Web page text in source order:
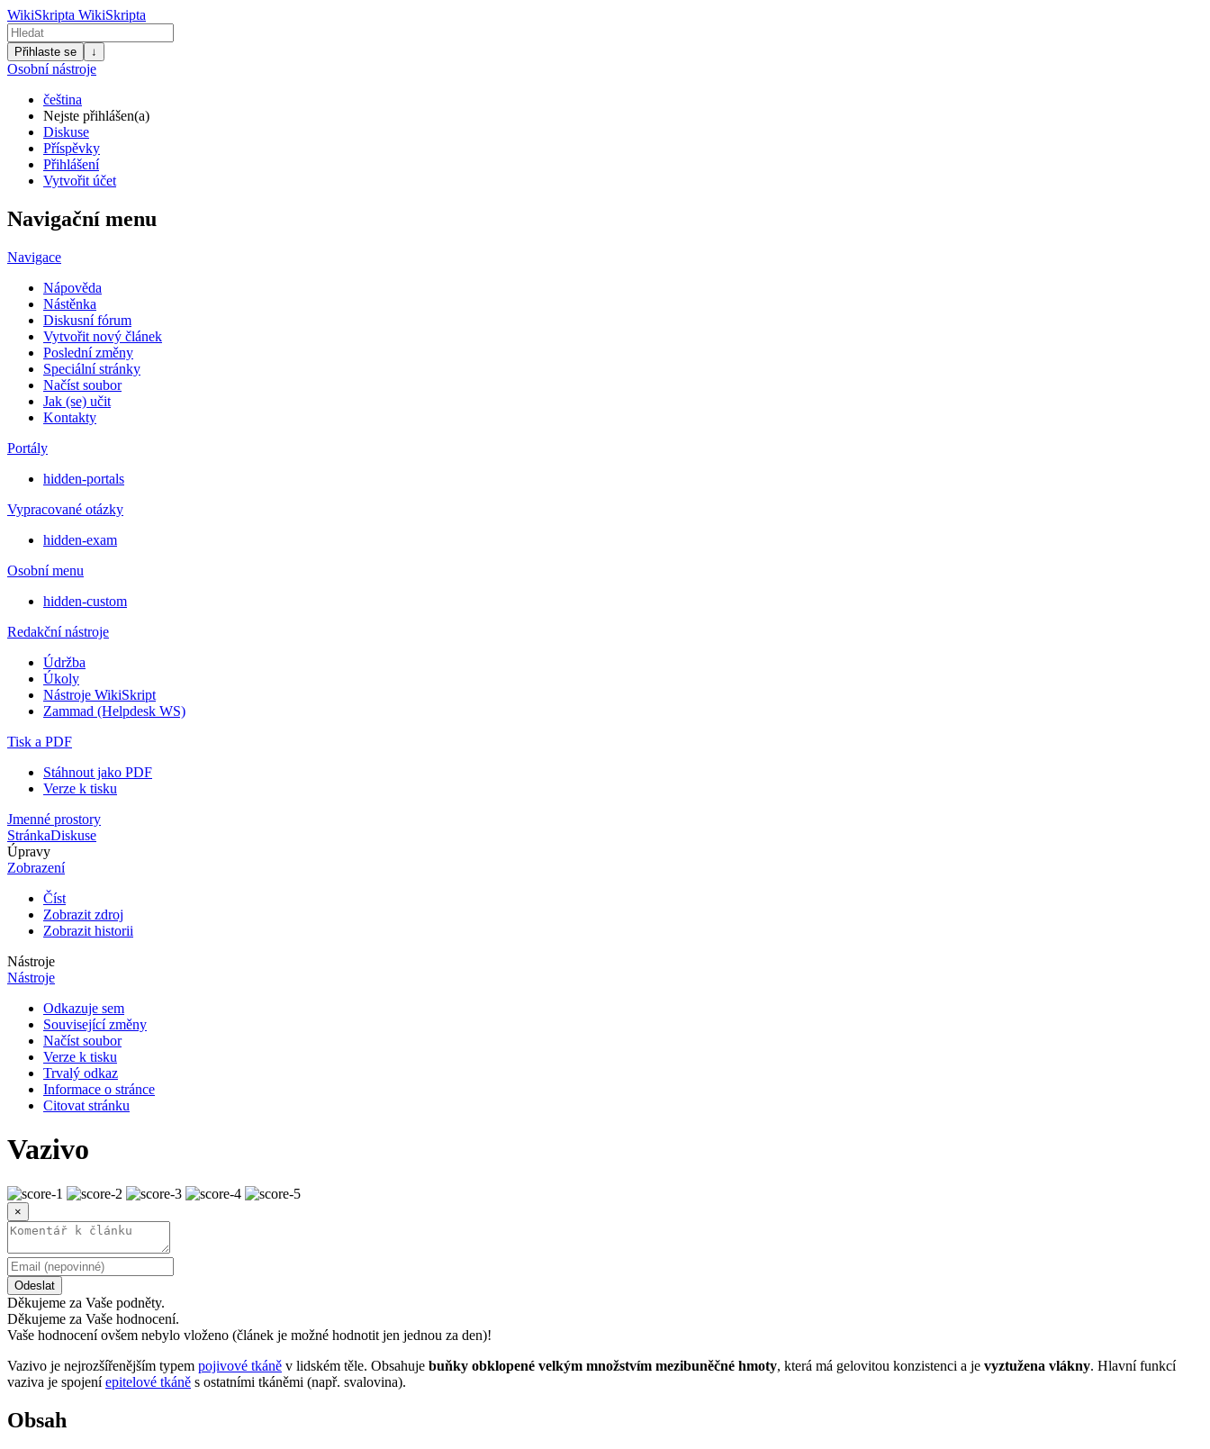
WikiSkripta WikiSkripta
Přihlaste se ↓
Osobní nástroje
čeština
Nejste přihlášen(a)
Diskuse
Příspěvky
Přihlášení
Vytvořit účet
Navigační menu
Navigace
Nápověda
Nástěnka
Diskusní fórum
Vytvořit nový článek
Poslední změny
Speciální stránky
Načíst soubor
Jak (se) učit
Kontakty
Portály
hidden-portals
Vypracované otázky
hidden-exam
Osobní menu
hidden-custom
Redakční nástroje
Údržba
Úkoly
Nástroje WikiSkript
Zammad (Helpdesk WS)
Tisk a PDF
Stáhnout jako PDF
Verze k tisku
Jmenné prostory
StránkaDiskuse
Úpravy
Zobrazení
Číst
Zobrazit zdroj
Zobrazit historii
Nástroje
Nástroje
Odkazuje sem
Související změny
Načíst soubor
Verze k tisku
Trvalý odkaz
Informace o stránce
Citovat stránku
Vazivo
×
Odeslat
Děkujeme za Vaše podněty.
Děkujeme za Vaše hodnocení.
Vaše hodnocení ovšem nebylo vloženo (článek je možné hodnotit jen jednou za den)!
Vazivo je nejrozšířenějším typem pojivové tkáně v lidském těle. Obsahuje buňky obklopené velkým množstvím mezibuněčné hmoty, která má gelovitou konzistenci a je vyztužena vlákny. Hlavní funkcí
vaziva je spojeníepitelové tkáně s ostatními tkáněmi (např. svalovina).
Obsah